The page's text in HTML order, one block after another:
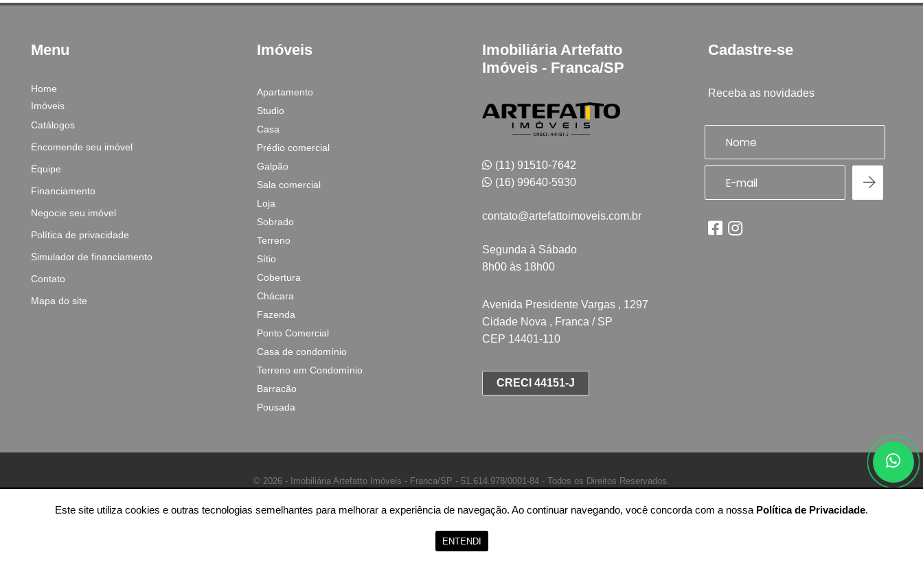
Menu
Home
Imóveis
Catálogos
Encomende seu imóvel
Equipe
Financiamento
Negocie seu imóvel
Política de privacidade
Simulador de financiamento
Contato
Mapa do site
Imóveis
Apartamento
Studio
Casa
Prédio comercial
Galpão
Sala comercial
Loja
Sobrado
Terreno
Sítio
Cobertura
Chácara
Fazenda
Ponto Comercial
Casa de condomínio
Terreno em Condomínio
Barracão
Pousada
Imobiliária Artefatto
Imóveis - Franca/SP
(11) 91510-7642
(16) 99640-5930
contato@artefattoimoveis.com.br
Segunda à Sábado
8h00 às 18h00
Avenida Presidente Vargas , 1297
Cidade Nova , Franca / SP
CEP 14401-110
CRECI 44151-J
Cadastre-se
Receba as novidades
© 2026 - Imobiliária Artefatto Imóveis - Franca/SP - 51.614.978/0001-84 - Todos os Direitos Reservados.
Este site utiliza cookies e outras tecnologias semelhantes para melhorar a experiência de navegação. Ao continuar navegando, você concorda com a nossa Política de Privacidade.
ENTENDI